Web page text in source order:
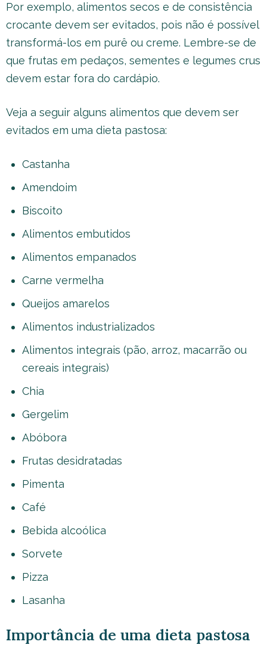
Por exemplo, alimentos secos e de consistência
crocante devem ser evitados, pois não é possível
transformá-los em purê ou creme. Lembre-se de
que frutas em pedaços, sementes e legumes crus
devem estar fora do cardápio.
Veja a seguir alguns alimentos que devem ser
evitados em uma dieta pastosa:
Castanha
Amendoim
Biscoito
Alimentos embutidos
Alimentos empanados
Carne vermelha
Queijos amarelos
Alimentos industrializados
Alimentos integrais (pão, arroz, macarrão ou
cereais integrais)
Chia
Gergelim
Abóbora
Frutas desidratadas
Pimenta
Café
Bebida alcoólica
Sorvete
Pizza
Lasanha
Importância de uma dieta pastosa